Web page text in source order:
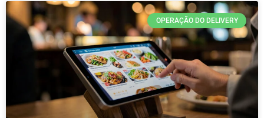
OPERAÇÃO DO DELIVERY